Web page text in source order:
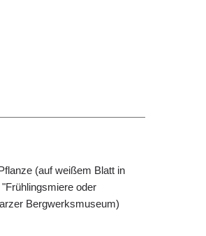
(auf weißem Blatt in
oder
Bergwerksmuseum)